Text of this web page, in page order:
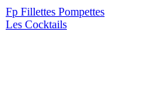
Fp Fillettes Pompettes
Les Cocktails